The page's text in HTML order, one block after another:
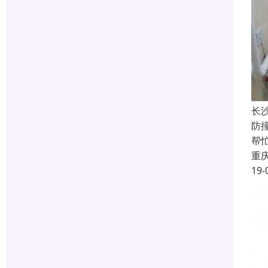
长
防
帮
重
19-